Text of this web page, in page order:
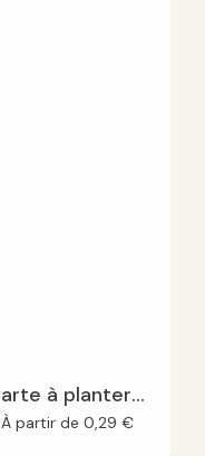
Carte à planter Carré
À partir de 0,29 €